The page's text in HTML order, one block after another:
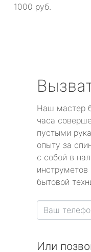
1000 руб.
Наш мастер
часа
пустыми
опыту за
с собой в
бытовой
Или